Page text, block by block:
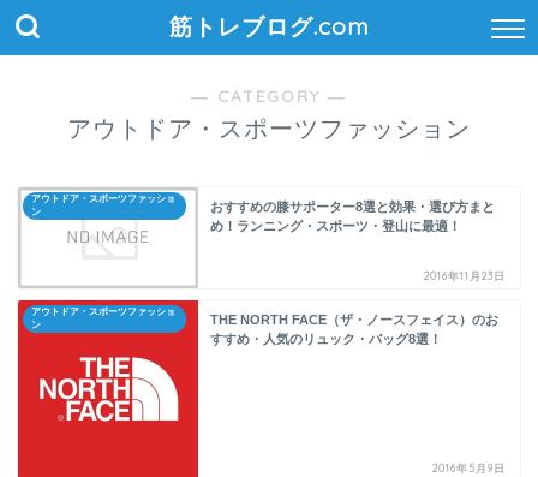
筋トレブログ.com
― CATEGORY ―
アウトドア・スポーツファッション
アウトドア・スポーツファッショ
ン
おすすめの膝サポーター8選と効果・選び方まと
め！ランニング・スポーツ・登山に最適！
2016年11月23日
アウトドア・スポーツファッショ
ン
THE NORTH FACE（ザ・ノースフェイス）のお
すすめ・人気のリュック・バッグ8選！
2016年5月9日